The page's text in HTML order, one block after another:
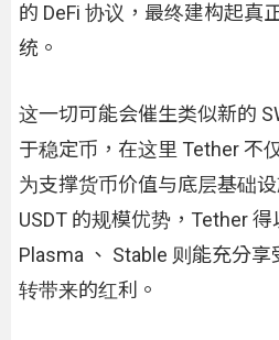
的 DeFi 协议，最终建构起真
统。
这一切可能会催生类似新的
于稳定币，在这里 Tether 不
为支撑货币价值与底层基础
USDT 的规模优势，Tether
Plasma 、 Stable 则能充分
转带来的红利。